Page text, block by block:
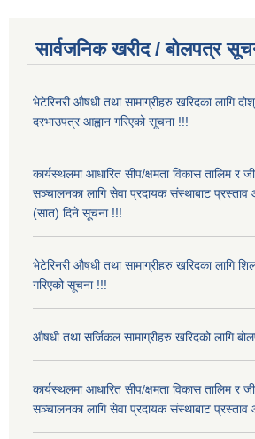
सार्वजनिक खरीद / बोलपत्र
भेटेरिनरी औषधी तथा सामाग्रीहरु खरिदका लागि
दरभाउपत्र आह्वान गरिएको सूचना !!!
कार्यस्थलमा आधारित सीप/क्षमता विकास तालिम र
सञ्चालनका लागि सेवा प्रदायक संस्थाबाट प्रस्ताव
(सात) दिने सूचना !!!
भेटेरिनरी औषधी तथा सामाग्रीहरु खरिदका लागि
गरिएको सूचना !!!
औषधी तथा सर्जिकल सामाग्रीहरु खरिदको लागि
कार्यस्थलमा आधारित सीप/क्षमता विकास तालिम र
सञ्चालनका लागि सेवा प्रदायक संस्थाबाट प्रस्ताव